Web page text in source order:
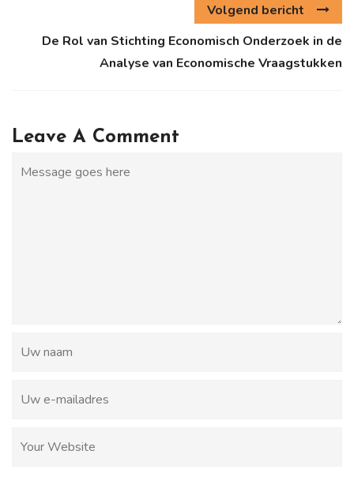
Volgend bericht
De Rol van Stichting Economisch Onderzoek in de
Analyse van Economische Vraagstukken
Leave A Comment